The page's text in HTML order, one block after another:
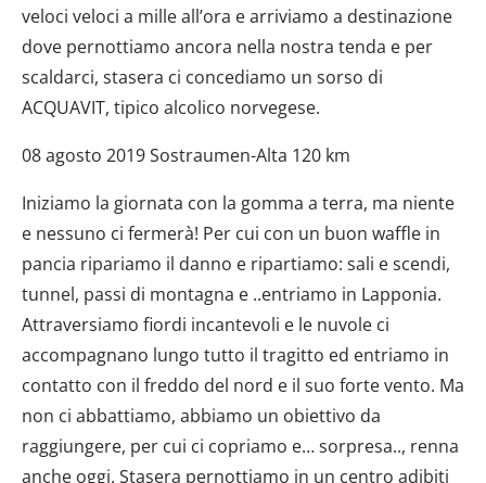
veloci veloci a mille all’ora e arriviamo a destinazione
dove pernottiamo ancora nella nostra tenda e per
scaldarci, stasera ci concediamo un sorso di
ACQUAVIT, tipico alcolico norvegese.
08 agosto 2019 Sostraumen-Alta 120 km
Iniziamo la giornata con la gomma a terra, ma niente
e nessuno ci fermerà! Per cui con un buon waffle in
pancia ripariamo il danno e ripartiamo: sali e scendi,
tunnel, passi di montagna e ..entriamo in Lapponia.
Attraversiamo fiordi incantevoli e le nuvole ci
accompagnano lungo tutto il tragitto ed entriamo in
contatto con il freddo del nord e il suo forte vento. Ma
non ci abbattiamo, abbiamo un obiettivo da
raggiungere, per cui ci copriamo e… sorpresa.., renna
anche oggi. Stasera pernottiamo in un centro adibiti